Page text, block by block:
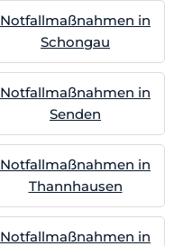
Notfallmaßnahmen in
Schongau
Notfallmaßnahmen in
Senden
Notfallmaßnahmen in
Thannhausen
Notfallmaßnahmen in